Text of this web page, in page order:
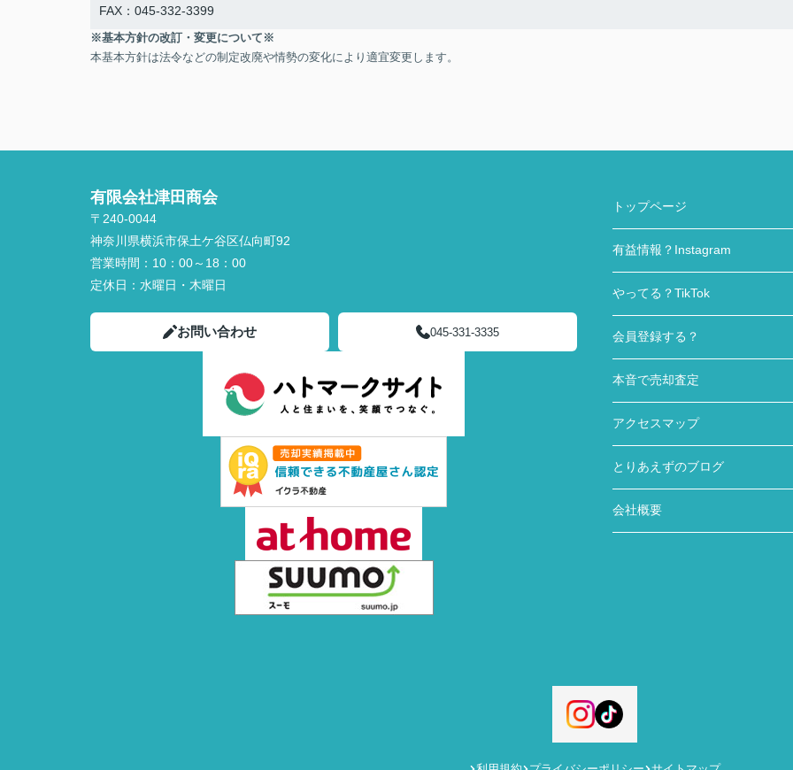
FAX：045-332-3399
※基本方針の改訂・変更について※
本基本方針は法令などの制定改廃や情勢の変化により適宜変更します。
有限会社津田商会
〒240-0044
神奈川県横浜市保土ケ谷区仏向町92
営業時間： 10：00～18：00
定休日： 水曜日・木曜日
お問い合わせ 045-331-3335
トップページ
有益情報？Instagram
やってる？TikTok
会員登録する？
本音で売却査定
アクセスマップ
とりあえずのブログ
会社概要